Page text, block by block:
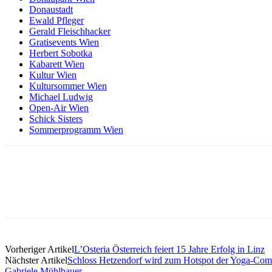
Donaustadt
Ewald Pfleger
Gerald Fleischhacker
Gratisevents Wien
Herbert Sobotka
Kabarett Wien
Kultur Wien
Kultursommer Wien
Michael Ludwig
Open-Air Wien
Schick Sisters
Sommerprogramm Wien
Vorheriger ArtikelL’Osteria Österreich feiert 15 Jahre Erfolg in Linz
Nächster ArtikelSchloss Hetzendorf wird zum Hotspot der Yoga-